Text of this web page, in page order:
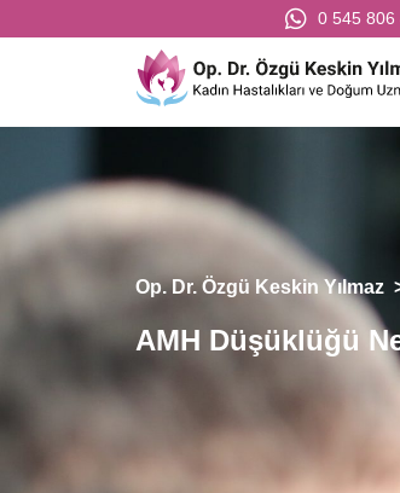
0 545 806
Op. Dr. Özgü Keskin Yılmaz
AMH Düşüklüğü